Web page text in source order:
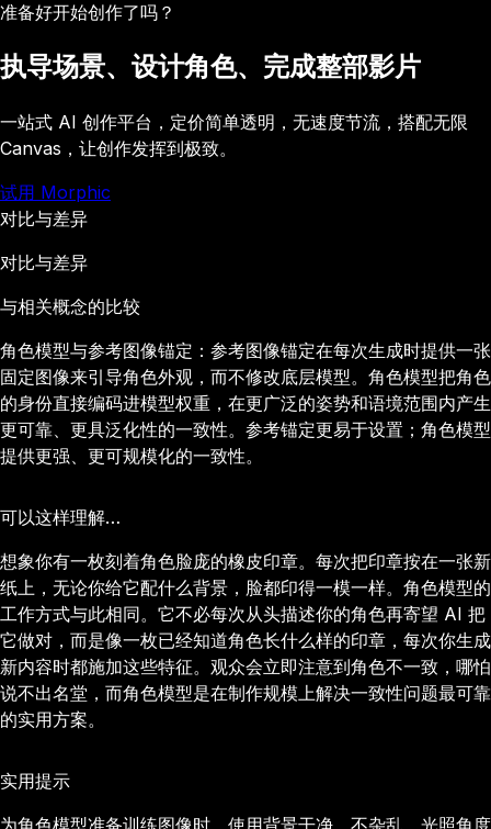
准备好开始创作了吗？
执导场景、设计角色、完成整部影片
一站式 AI 创作平台，定价简单透明，无速度节流，搭配无限
Canvas，让创作发挥到极致。
试用 Morphic
对比与差异
对比与差异
与相关概念的比较
角色模型与参考图像锚定：参考图像锚定在每次生成时提供一张
固定图像来引导角色外观，而不修改底层模型。角色模型把角色
的身份直接编码进模型权重，在更广泛的姿势和语境范围内产生
更可靠、更具泛化性的一致性。参考锚定更易于设置；角色模型
提供更强、更可规模化的一致性。
可以这样理解…
想象你有一枚刻着角色脸庞的橡皮印章。每次把印章按在一张新
纸上，无论你给它配什么背景，脸都印得一模一样。角色模型的
工作方式与此相同。它不必每次从头描述你的角色再寄望 AI 把
它做对，而是像一枚已经知道角色长什么样的印章，每次你生成
新内容时都施加这些特征。观众会立即注意到角色不一致，哪怕
说不出名堂，而角色模型是在制作规模上解决一致性问题最可靠
的实用方案。
实用提示
为角色模型准备训练图像时，使用背景干净、不杂乱、光照角度